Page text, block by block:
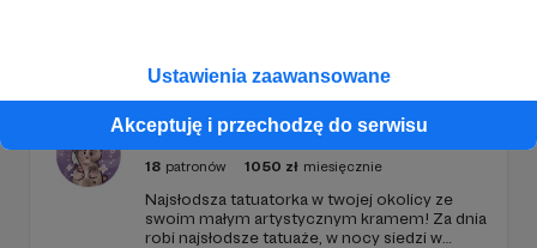
Ustawienia zaawansowane
Akceptuję i przechodzę do serwisu
Od niedawna nagrywam też audiobooki!
Timka Craft
18 patronów 1050 zł miesięcznie
Najsłodsza tatuatorka w twojej okolicy ze
swoim małym artystycznym kramem! Za dnia
robi najsłodsze tatuaże, w nocy siedzi w